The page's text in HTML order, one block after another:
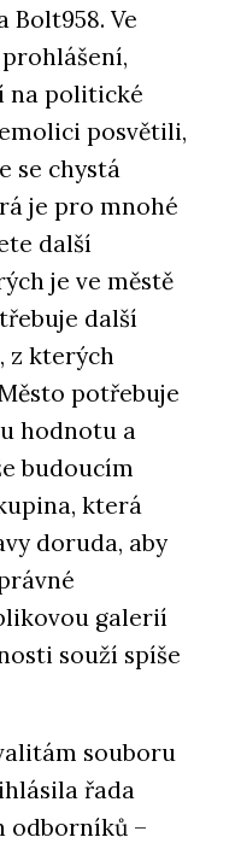
Bolt958. Ve
na politické
posvětili,
se chystá
je pro mnohé
další
je ve městě
další
z kterých
potřebuje
hodnotu a
budoucím
která
doruda, aby
galerií
souží spíše
souboru
řada
odborníků –